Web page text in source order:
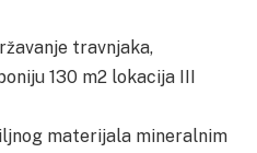
travnjaka,
130 m2 lokacija III
materijala mineralnim